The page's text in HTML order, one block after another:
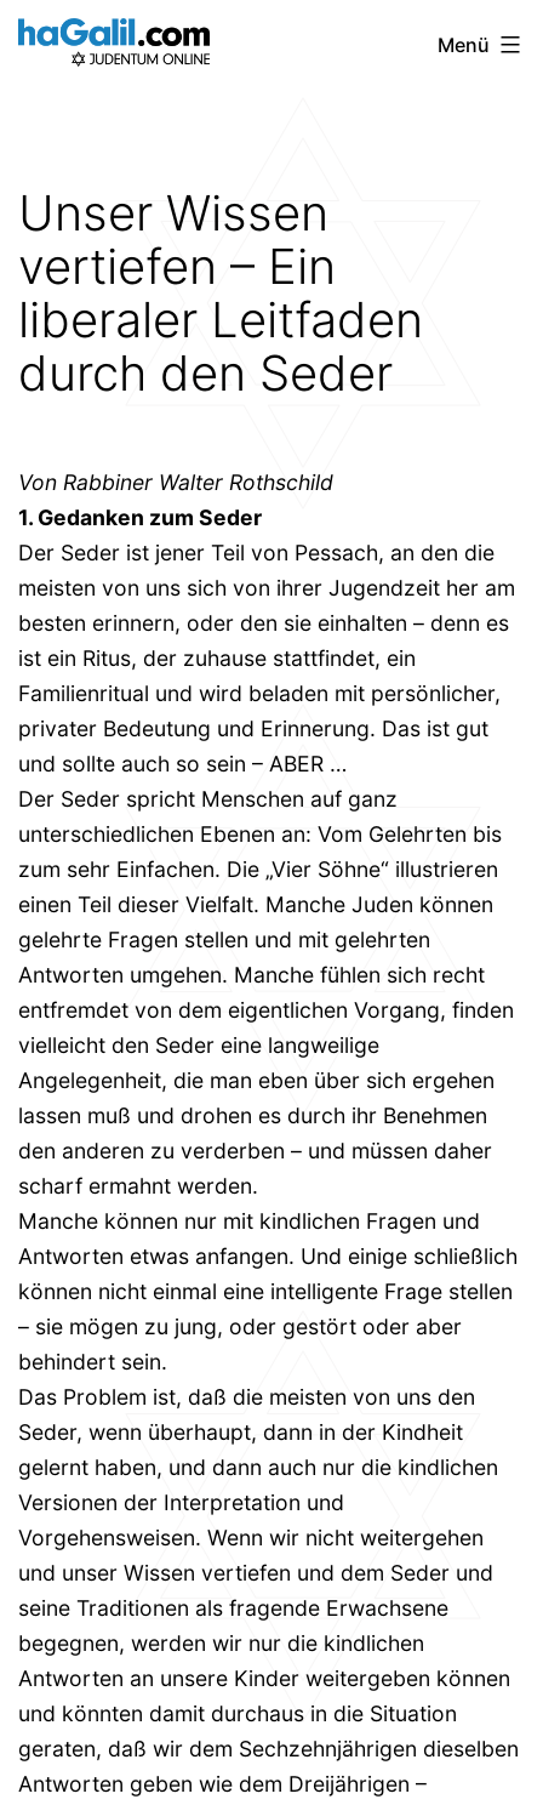
Zum
Inhalt
Menü
Unser Wissen
vertiefen – Ein
liberaler Leitfaden
durch den Seder
Von Rabbiner Walter Rothschild
1. Gedanken zum Seder
Der Seder ist jener Teil von Pessach, an den die
meisten von uns sich von ihrer Jugendzeit her am
besten erinnern, oder den sie einhalten – denn es
ist ein Ritus, der zuhause stattfindet, ein
Familienritual und wird beladen mit persönlicher,
privater Bedeutung und Erinnerung. Das ist gut
und sollte auch so sein – ABER …
Der Seder spricht Menschen auf ganz
unterschiedlichen Ebenen an: Vom Gelehrten bis
zum sehr Einfachen. Die „Vier Söhne“ illustrieren
einen Teil dieser Vielfalt. Manche Juden können
gelehrte Fragen stellen und mit gelehrten
Antworten umgehen. Manche fühlen sich recht
entfremdet von dem eigentlichen Vorgang, finden
vielleicht den Seder eine langweilige
Angelegenheit, die man eben über sich ergehen
lassen muß und drohen es durch ihr Benehmen
den anderen zu verderben – und müssen daher
scharf ermahnt werden.
Manche können nur mit kindlichen Fragen und
Antworten etwas anfangen. Und einige schließlich
können nicht einmal eine intelligente Frage stellen
– sie mögen zu jung, oder gestört oder aber
behindert sein.
Das Problem ist, daß die meisten von uns den
Seder, wenn überhaupt, dann in der Kindheit
gelernt haben, und dann auch nur die kindlichen
Versionen der Interpretation und
Vorgehensweisen. Wenn wir nicht weitergehen
und unser Wissen vertiefen und dem Seder und
seine Traditionen als fragende Erwachsene
begegnen, werden wir nur die kindlichen
Antworten an unsere Kinder weitergeben können
und könnten damit durchaus in die Situation
geraten, daß wir dem Sechzehnjährigen dieselben
Antworten geben wie dem Dreijährigen –